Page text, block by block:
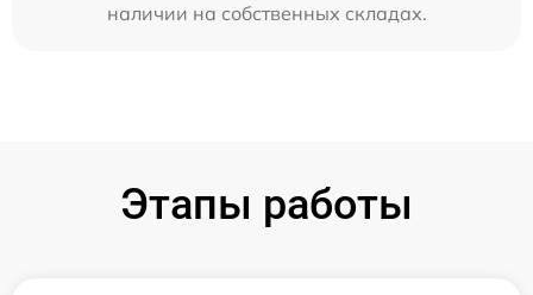
наличии на собственных складах.
Этапы работы